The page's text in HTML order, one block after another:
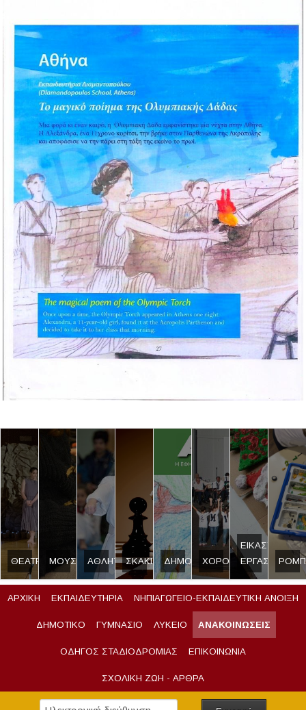
ΘΕΑΤΡΟ ΜΟΥΣΙΚΗΑΘΛΗΤΙΣΜΟΣ
ΣΚΑΚΙ ΔΗΜΟΣΙΟΓΡΑΦΙΑ
ΧΟΡΟΣ
ΕΙΚΑΣΤΙΚΟ
ΕΡΓΑΣΤΗΡΙ
ΑΡΧΙΚΗ ΕΚΠΑΙΔΕΥΤΗΡΙΑ ΝΗΠΙΑΓΩΓΕΙΟ-ΕΚΠΑΙΔΕΥΤΙΚΗ ΑΝΟΙΞΗ
ΔΗΜΟΤΙΚΟ ΓΥΜΝΑΣΙΟ ΛΥΚΕΙΟ ΑΝΑΚΟΙΝΩΣΕΙΣ
ΟΔΗΓΟΣ ΣΤΑΔΙΟΔΡΟΜΙΑΣ ΕΠΙΚΟΙΝΩΝΙΑ
ΣΧΟΛΙΚΗ ΖΩΗ - ΑΡΘΡΑ